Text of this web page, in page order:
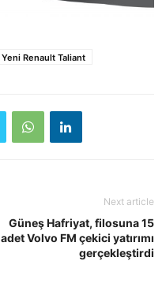
Yeni Renault Taliant
Next article
Güneş Hafriyat, filosuna 15
adet Volvo FM çekici yatırımı
gerçekleştirdi